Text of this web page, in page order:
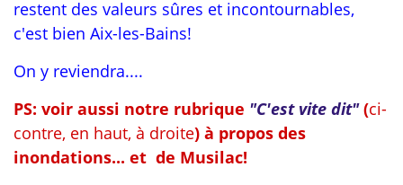
restent des valeurs sûres et incontournables,
c'est bien Aix-les-Bains!
On y reviendra....
PS: voir aussi notre rubrique "C'est vite dit"(ci-
contre, en haut, à droite) à propos des
inondations... et de Musilac!